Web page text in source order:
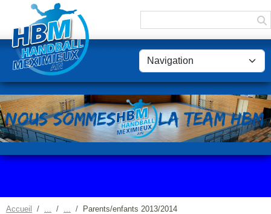
Accueil Parents/enfants 2013/2014
Panneau de gestion des cookies